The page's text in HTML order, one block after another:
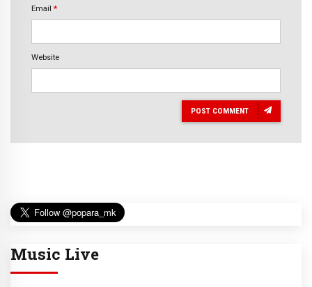
Email *
Website
POST COMMENT
Music Live